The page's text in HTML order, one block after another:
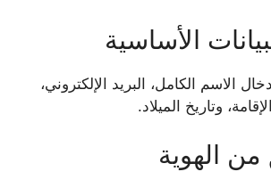
الاسم الكامل، البريد الإلكتروني،
وتاريخ الميلاد.